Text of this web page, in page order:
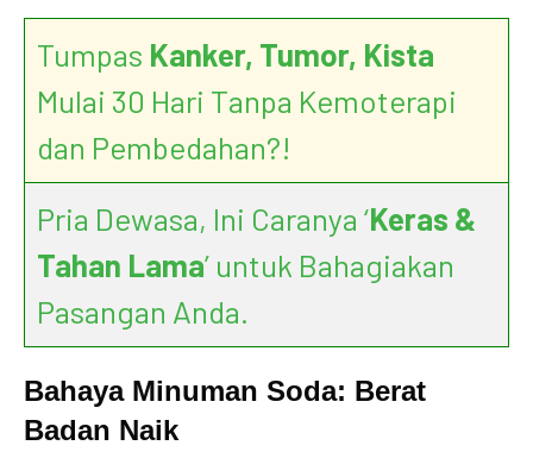
Tumpas Kanker, Tumor, Kista
Mulai 30 Hari Tanpa Kemoterapi
dan Pembedahan?!
Pria Dewasa, Ini Caranya ‘Keras &
Tahan Lama’ untuk Bahagiakan
Pasangan Anda.
Bahaya Minuman Soda: Berat
Badan Naik